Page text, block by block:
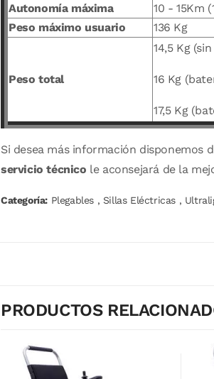
Autonomía máxima
10 - 15Km
Peso máximo usuario
136 Kg
Peso total
14,5 Kg
16 Kg
17,5 Kg
Si desea más información disponemos
servicio técnico le aconsejará de la
Categoría: Plegables , Sillas Eléctricas ,
PRODUCTOS